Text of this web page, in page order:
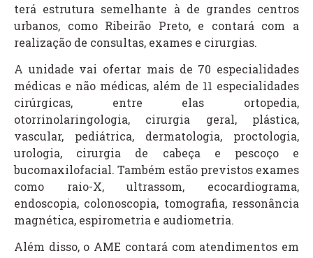
terá estrutura semelhante à de grandes centros
urbanos, como Ribeirão Preto, e contará com a
realização de consultas, exames e cirurgias.
A unidade vai ofertar mais de 70 especialidades
médicas e não médicas, além de 11 especialidades
cirúrgicas, entre elas ortopedia,
otorrinolaringologia, cirurgia geral, plástica,
vascular, pediátrica, dermatologia, proctologia,
urologia, cirurgia de cabeça e pescoço e
bucomaxilofacial. Também estão previstos exames
como raio-X, ultrassom, ecocardiograma,
endoscopia, colonoscopia, tomografia, ressonância
magnética, espirometria e audiometria.
Além disso, o AME contará com atendimentos em